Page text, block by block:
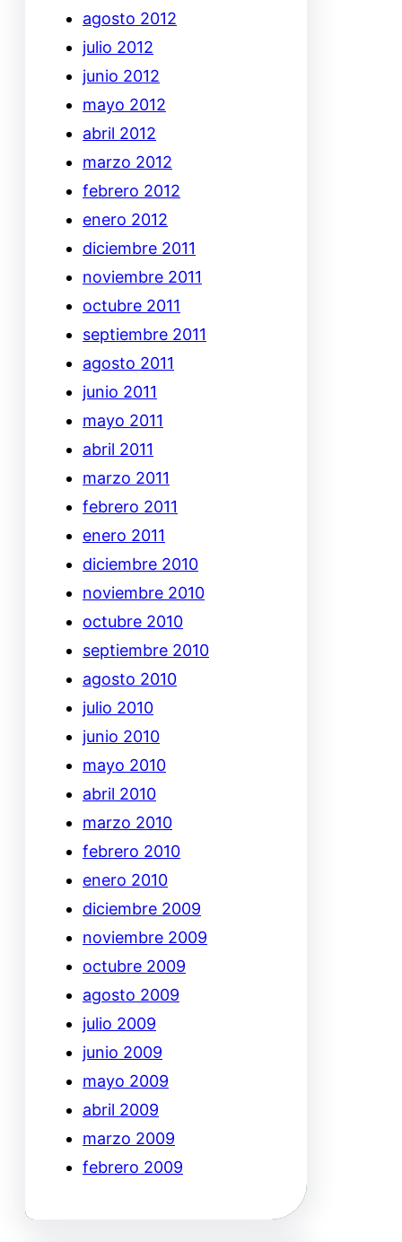
agosto 2012
julio 2012
junio 2012
mayo 2012
abril 2012
marzo 2012
febrero 2012
enero 2012
diciembre 2011
noviembre 2011
octubre 2011
septiembre 2011
agosto 2011
junio 2011
mayo 2011
abril 2011
marzo 2011
febrero 2011
enero 2011
diciembre 2010
noviembre 2010
octubre 2010
septiembre 2010
agosto 2010
julio 2010
junio 2010
mayo 2010
abril 2010
marzo 2010
febrero 2010
enero 2010
diciembre 2009
noviembre 2009
octubre 2009
agosto 2009
julio 2009
junio 2009
mayo 2009
abril 2009
marzo 2009
febrero 2009